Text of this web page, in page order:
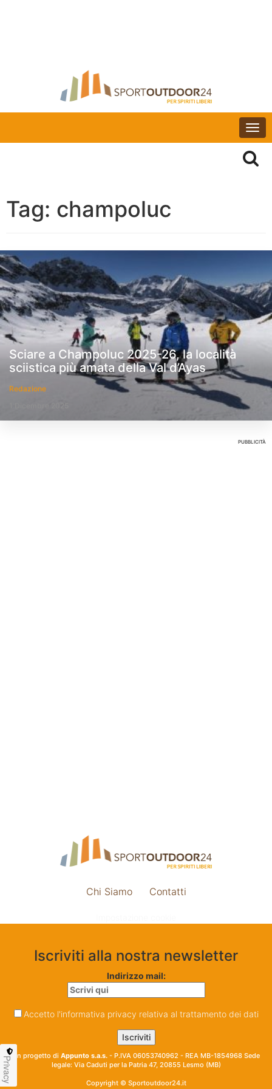
Tag: champoluc
Sciare a Champoluc 2025-26, la località
sciistica più amata della Val d’Ayas
Redazione
PUBBLICITÀ
Chi Siamo Contatti
Iscriviti alla nostra newsletter
Indirizzo mail:
Accetto l'informativa privacy relativa al trattamento dei dati
Un progetto di Appunto s.a.s. - P.IVA 06053740962 - REA MB-1854968 Sede
legale: Via Caduti per la Patria 47, 20855 Lesmo (MB)
Copyright © Sportoutdoor24.it
Privacy